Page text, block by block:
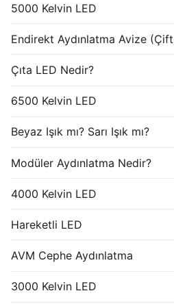
5000 Kelvin LED
Endirekt Aydınlatma Avize
Çıta LED Nedir?
6500 Kelvin LED
Beyaz Işık mı? Sarı Işık mı?
Modüler Aydınlatma Nedir?
4000 Kelvin LED
Hareketli LED
AVM Cephe Aydınlatma
3000 Kelvin LED